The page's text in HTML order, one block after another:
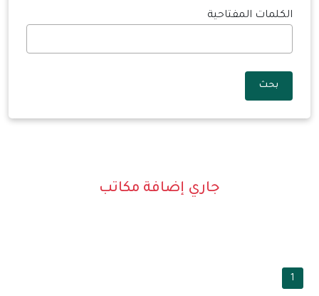
الكلمات المفتاحية
بحث
جاري إضافة مكاتب
1